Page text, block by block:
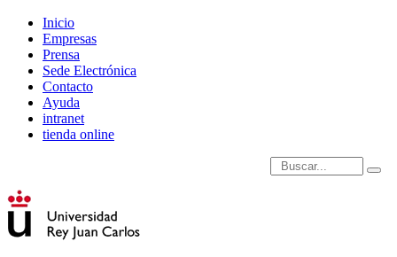
Inicio
Empresas
Prensa
Sede Electrónica
Contacto
Ayuda
intranet
tienda online
Introduce términos de